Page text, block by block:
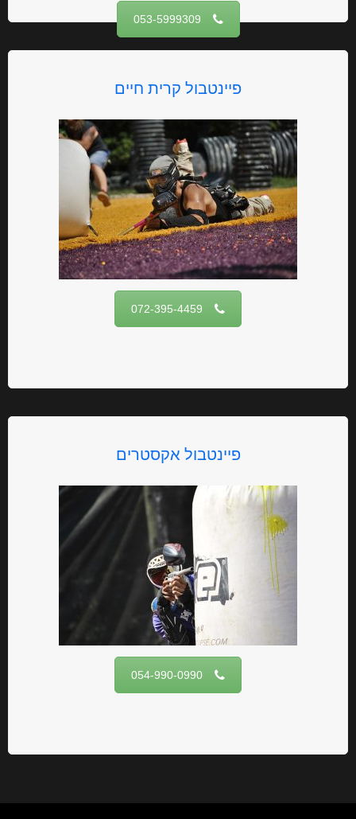
053-5999309‏
פיינטבול קרית חיים
072-395-4459
פיינטבול אקסטרים
054-990-0990